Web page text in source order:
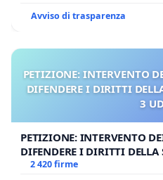
Avviso di trasparenza
PETIZIONE: INTERVENTO
DIFENDERE I DIRITTI
3
PETIZIONE: INTERVENTO
DIFENDERE I DIRITTI DELLA
UDG)
2 420 firme